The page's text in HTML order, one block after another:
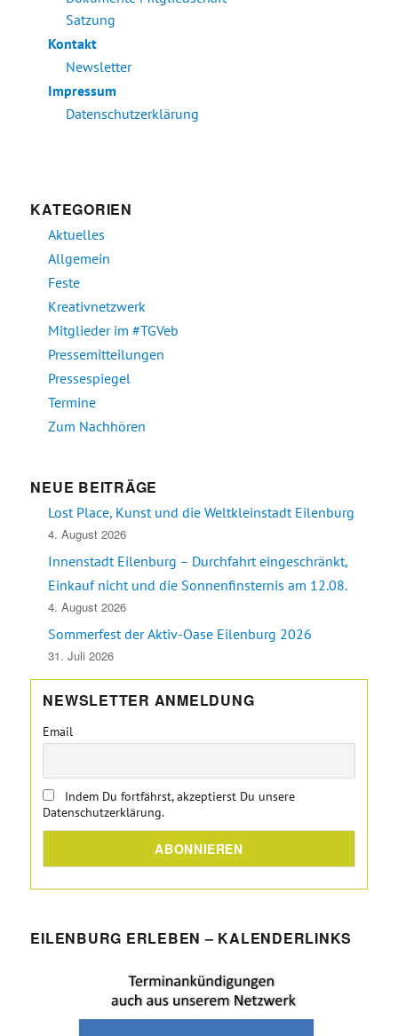
Satzung
Kontakt
Newsletter
Impressum
Datenschutzerklärung
KATEGORIEN
Aktuelles
Allgemein
Feste
Kreativnetzwerk
Mitglieder im #TGVeb
Pressemitteilungen
Pressespiegel
Termine
Zum Nachhören
NEUE BEITRÄGE
Lost Place, Kunst und die Weltkleinstadt Eilenburg
4. August 2026
Innenstadt Eilenburg – Durchfahrt eingeschränkt,
Einkauf nicht und die Sonnenfinsternis am 12.08.
4. August 2026
Sommerfest der Aktiv-Oase Eilenburg 2026
31. Juli 2026
NEWSLETTER ANMELDUNG
Email
Indem Du fortfährst, akzeptierst Du unsere
Datenschutzerklärung.
EILENBURG ERLEBEN – KALENDERLINKS